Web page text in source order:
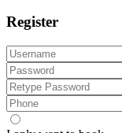
Register